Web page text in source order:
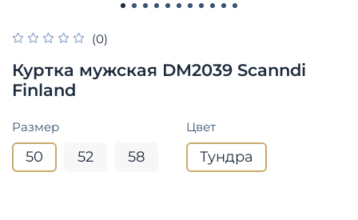
(0)
Куртка мужская DM2039 Scanndi
Finland
Размер
50 52 58
Цвет
Тундра